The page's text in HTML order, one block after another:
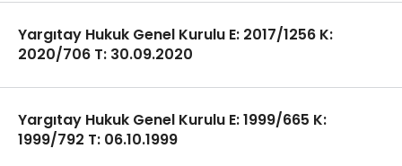
Yargıtay Hukuk Genel Kurulu E: 2017/1256 K:
2020/706 T: 30.09.2020
Yargıtay Hukuk Genel Kurulu E: 1999/665 K:
1999/792 T: 06.10.1999